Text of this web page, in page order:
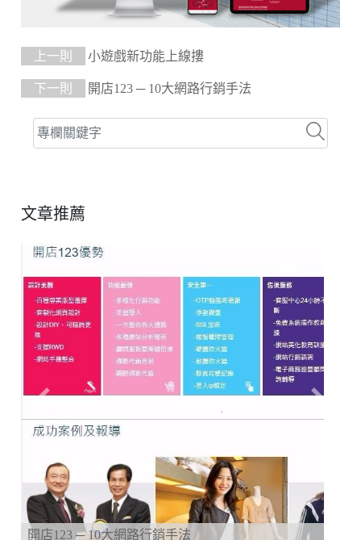
文章推薦
開店123 ─ 10大網路行銷手法
上一則 小遊戲新功能上線摟
下一則 開店123 ─ 10大網路行銷手法